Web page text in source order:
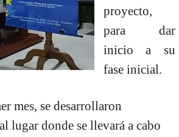
proyecto,
para dar
inicio a su
fase inicial.
mes, se desarrollaron
lugar donde se llevará a cabo